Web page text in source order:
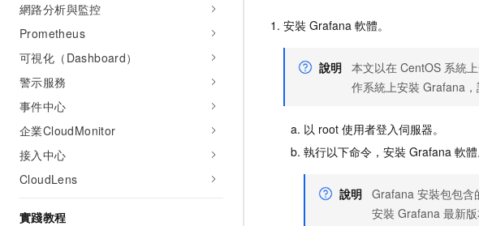
網路分析與監控
Prometheus
可視化（Dashboard）
警示服務
事件中心
企業CloudMonitor
接入中心
CloudLens
實踐教程
安裝 Grafana 軟體。
說明 本文以在 CentOS 系統
作系統上安裝 Grafana，
以 root 使用者登入伺服器。
執行以下命令，安裝 Grafana 軟體
說明 Grafana 安裝包包含
安裝 Grafana 最新